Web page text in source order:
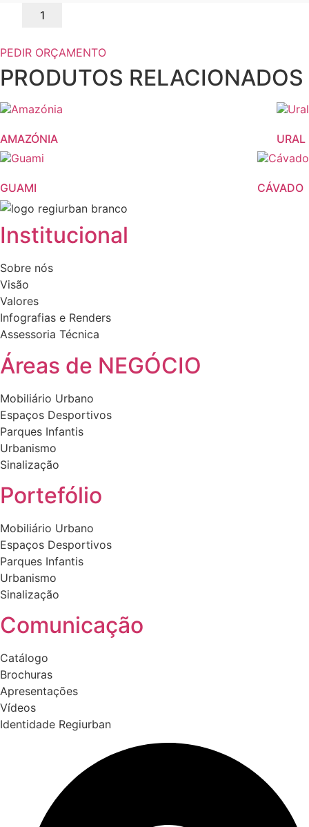
Quantidade
PEDIR ORÇAMENTO
PRODUTOS RELACIONADOS
AMAZÓNIA URAL
GUAMI CÁVADO
Institucional
Sobre nós
Visão
Valores
Infografias e Renders
Assessoria Técnica
Áreas de NEGÓCIO
Mobiliário Urbano
Espaços Desportivos
Parques Infantis
Urbanismo
Sinalização
Portefólio
Mobiliário Urbano
Espaços Desportivos
Parques Infantis
Urbanismo
Sinalização
Comunicação
Catálogo
Brochuras
Apresentações
Vídeos
Identidade Regiurban